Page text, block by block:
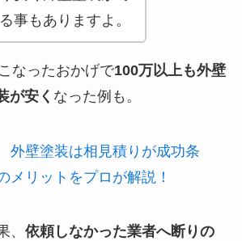
事もありますよ。
なったおかげで100万以上も外壁
が安く なった例も。
外壁塗装は相見積りが成功条
メリットをプロが解説！
、 依頼しなかった業者へ断りの